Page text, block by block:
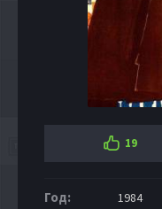
19
Год: 1984